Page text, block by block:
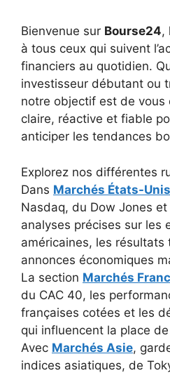
Bienvenue sur Bourse24,
à tous ceux qui suivent
financiers au quotidien.
investisseur débutant ou
notre objectif est de vous
claire, réactive et fiable
anticiper les tendances
Explorez nos différentes
Dans Marchés États-Unis
Nasdaq, du Dow Jones
analyses précises sur les
américaines, les résultats
annonces économiques
La section Marchés
du CAC 40, les
françaises cotées et les
qui influencent la place
Avec Marchés Asie,
indices asiatiques, de